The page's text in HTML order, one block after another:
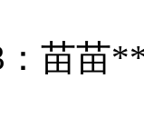
苗苗